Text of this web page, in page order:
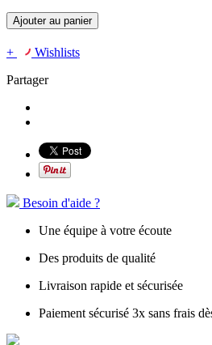
Ajouter au panier
+
Wishlists
Partager
Besoin d'aide ?
Une équipe à votre écoute
Des produits de qualité
Livraison rapide et sécurisée
Paiement sécurisé 3x sans frais